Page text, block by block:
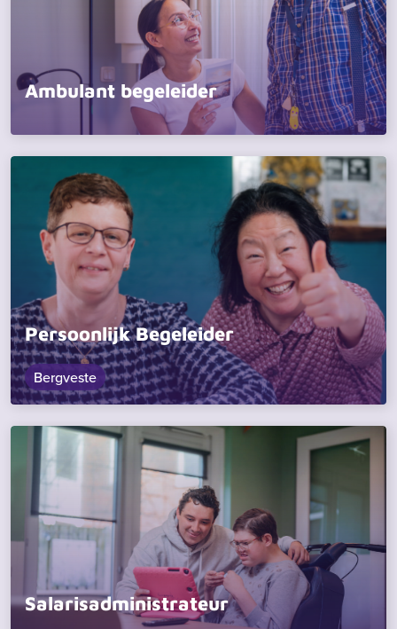
Ambulant begeleider
Persoonlijk Begeleider
Bergveste
Salarisadministrateur